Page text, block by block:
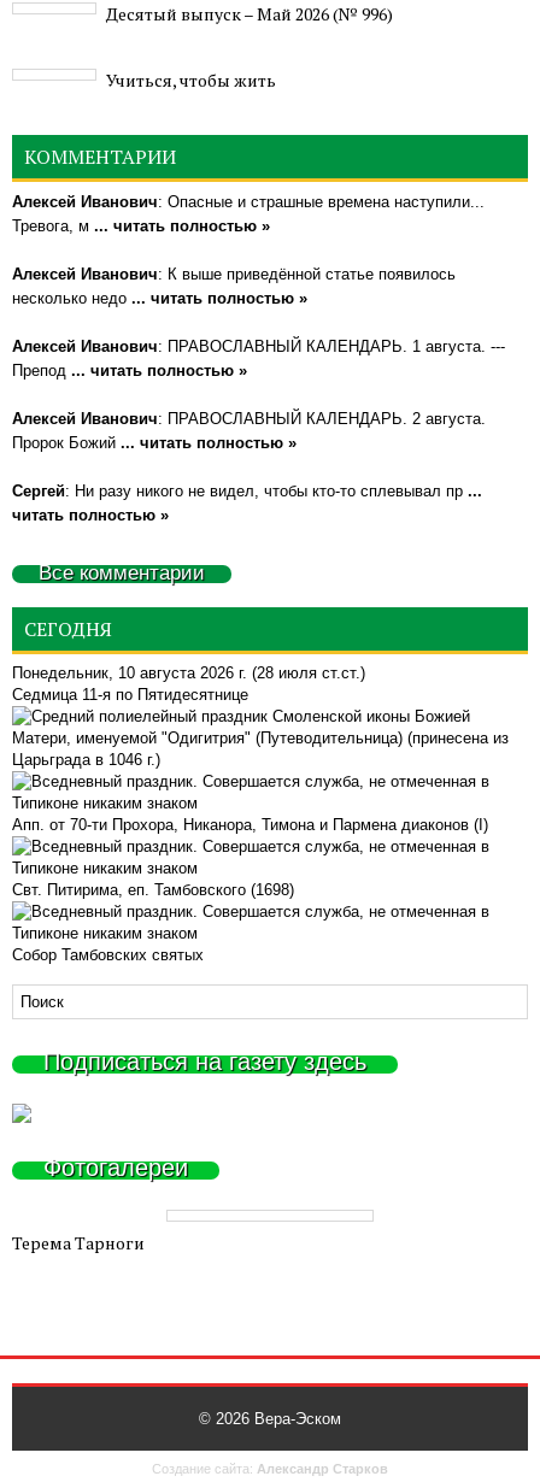
Деcятый выпуск – Май 2026 (№ 996)
Учиться, чтобы жить
КОММЕНТАРИИ
Алексей Иванович: Опасные и страшные времена наступили...
Тревога, м ... читать полностью »
Алексей Иванович: К выше приведённой статье появилось
несколько недо ... читать полностью »
Алексей Иванович: ПРАВОСЛАВНЫЙ КАЛЕНДАРЬ. 1 августа. ---
Препод ... читать полностью »
Алексей Иванович: ПРАВОСЛАВНЫЙ КАЛЕНДАРЬ. 2 августа.
Пророк Божий ... читать полностью »
Сергей: Ни разу никого не видел, чтобы кто-то сплевывал пр ...
читать полностью »
Все комментарии
СЕГОДНЯ
Понедельник, 10 августа 2026 г. (28 июля ст.ст.)
Седмица 11-я по Пятидесятнице
Смоленской иконы Божией
Матери, именуемой "Одигитрия" (Путеводительница) (принесена из
Царьграда в 1046 г.)
Апп. от 70-ти Прохора, Никанора, Тимона и Пармена диаконов (I)
Свт. Питирима, еп. Тамбовского (1698)
Собор Тамбовских святых
Подписаться на газету здесь
Фотогалереи
Терема Тарноги
© 2026 Вера-Эском
Создание сайта: Александр Старков